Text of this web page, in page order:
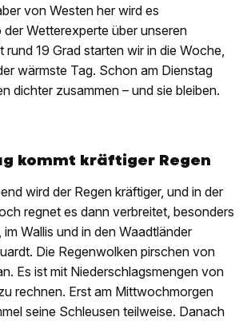
von Westen her wird es
Wetterexperte über unseren
rund 19 Grad starten wir in die Woche,
wärmste Tag. Schon am Dienstag
dichter zusammen – und sie bleiben.
kommt kräftiger Regen
wird der Regen kräftiger, und in der
regnet es dann verbreitet, besonders
Wallis und in den Waadtländer
Die Regenwolken pirschen von
Es ist mit Niederschlagsmengen von
rechnen. Erst am Mittwochmorgen
seine Schleusen teilweise. Danach